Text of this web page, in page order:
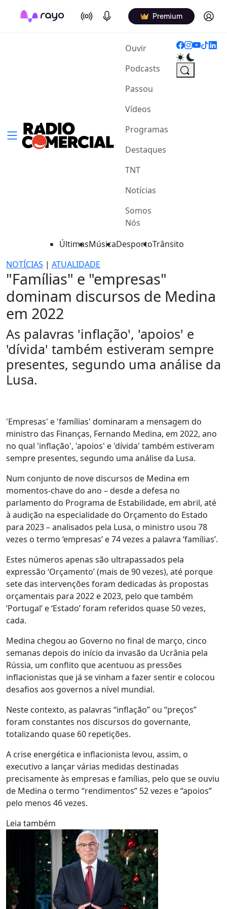
On Air Podcasts Premium Log in
Ouvir(current)
Podcasts
Passou
Vídeos
Programas
Destaques
TNT
Notícias
Somos
Nós
ÚltimasMúsicaDesportoTrânsito
NOTÍCIAS | ATUALIDADE
"Famílias" e "empresas"
dominam discursos de Medina
em 2022
As palavras 'inflação', 'apoios' e
'dívida' também estiveram sempre
presentes, segundo uma análise da
Lusa.
'Empresas' e 'famílias' dominaram a mensagem do
ministro das Finanças, Fernando Medina, em 2022, ano
no qual 'inflação', 'apoios' e 'dívida' também estiveram
sempre presentes, segundo uma análise da Lusa.
Num conjunto de nove discursos de Medina em
momentos-chave do ano – desde a defesa no
parlamento do Programa de Estabilidade, em abril, até
à audição na especialidade do Orçamento do Estado
para 2023 – analisados pela Lusa, o ministro usou 78
vezes o termo ‘empresas’ e 74 vezes a palavra ‘famílias’.
Estes números apenas são ultrapassados pela
expressão ‘Orçamento’ (mais de 90 vezes), até porque
sete das intervenções foram dedicadas às propostas
orçamentais para 2022 e 2023, pelo que também
‘Portugal’ e ‘Estado’ foram referidos quase 50 vezes,
cada.
Medina chegou ao Governo no final de março, cinco
semanas depois do início da invasão da Ucrânia pela
Rússia, um conflito que acentuou as pressões
inflacionistas que já se vinham a fazer sentir e colocou
desafios aos governos a nível mundial.
Neste contexto, as palavras “inflação” ou “preços”
foram constantes nos discursos do governante,
totalizando quase 60 repetições.
A crise energética e inflacionista levou, assim, o
executivo a lançar várias medidas destinadas
precisamente às empresas e famílias, pelo que se ouviu
de Medina o termo “rendimentos” 52 vezes e “apoios”
pelo menos 46 vezes.
Leia também